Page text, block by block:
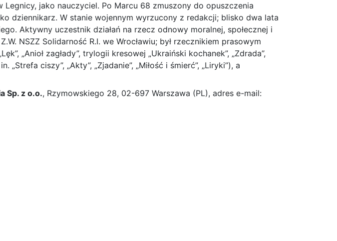
Legnicy, jako nauczyciel. Po Marcu 68 zmuszony do opuszczenia
dziennikarz. W stanie wojennym wyrzucony z redakcji; blisko dwa lata
Aktywny uczestnik działań na rzecz odnowy moralnej, społecznej i
NSZZ Solidarność R.I. we Wrocławiu; był rzecznikiem prasowym
„Anioł zagłady”, trylogii kresowej „Ukraiński kochanek”, „Zdrada”,
ciszy”, „Akty”, „Zjadanie”, „Miłość i śmierć”, „Liryki”), a
Sp. z o.o., Rzymowskiego 28, 02-697 Warszawa (PL), adres e-mail: